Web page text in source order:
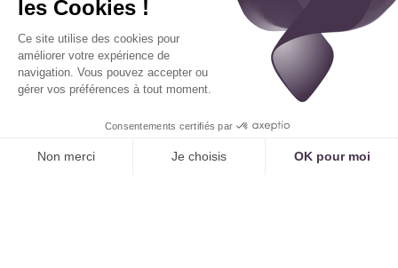
9 min
CareCall Devient Tennor
CareCall évolue et devient Tennor. Découvrez notre
nouvelle identité, notre manifeste, et notre vision
d’une IA vocale qui orchestre et harmonise le
parcours de soin pour libérer les équipes médicales.